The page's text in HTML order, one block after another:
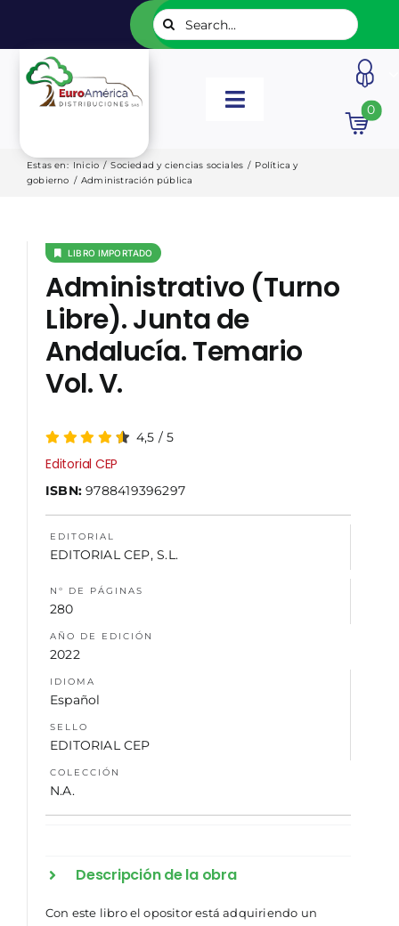
contenido
Buscar:
Toggle
INICIO
EDITORIALES
CATÁLOGOS
LISTADOS
NOSOTROS
0
Estas en: Inicio / Sociedad y ciencias sociales / Política y
gobierno / Administración pública
LIBRO IMPORTADO
Administrativo (Turno
Libre). Junta de
Andalucía. Temario
Vol. V.
4,5 /5
Editorial CEP
ISBN:9788419396297
EDITORIAL
EDITORIAL CEP, S.L.
N° DE PÁGINAS
280
AÑO DE EDICIÓN
2022
IDIOMA
Español
SELLO
EDITORIAL CEP
COLECCIÓN
N.A.
Descripción de la obra
Con este libro el opositor está adquiriendo un